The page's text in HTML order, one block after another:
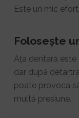
Este un mic
Folosește
Ața dentară este
dar după
poate provoca
multă presiune.